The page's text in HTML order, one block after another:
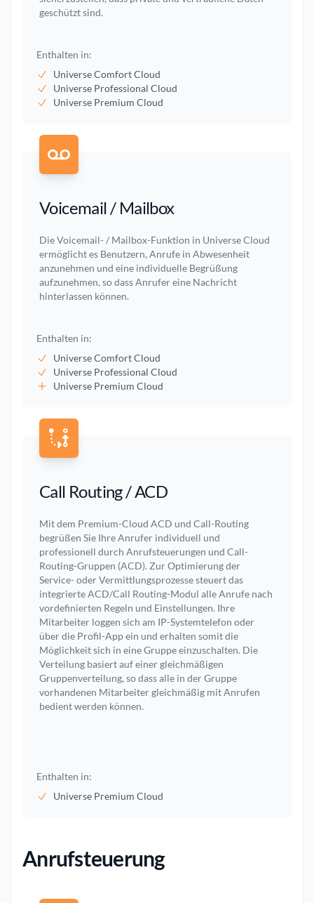
geschützt sind.
Enthalten in:
Universe Comfort Cloud
Universe Professional Cloud
Universe Premium Cloud
Voicemail / Mailbox
Die Voicemail- / Mailbox-Funktion in Universe Cloud
ermöglicht es Benutzern, Anrufe in Abwesenheit
anzunehmen und eine individuelle Begrüßung
aufzunehmen, so dass Anrufer eine Nachricht
hinterlassen können.
Enthalten in:
Universe Comfort Cloud
Universe Professional Cloud
Universe Premium Cloud
Call Routing / ACD
Mit dem Premium-Cloud ACD und Call-Routing
begrüßen Sie Ihre Anrufer individuell und
professionell durch Anrufsteuerungen und Call-
Routing-Gruppen (ACD). Zur Optimierung der
Service- oder Vermittlungsprozesse steuert das
integrierte ACD/Call Routing-Modul alle Anrufe nach
vordefinierten Regeln und Einstellungen. Ihre
Mitarbeiter loggen sich am IP-Systemtelefon oder
über die Profil-App ein und erhalten somit die
Möglichkeit sich in eine Gruppe einzuschalten. Die
Verteilung basiert auf einer gleichmäßigen
Gruppenverteilung, so dass alle in der Gruppe
vorhandenen Mitarbeiter gleichmäßig mit Anrufen
bedient werden können.
Enthalten in:
Universe Premium Cloud
Anrufsteuerung